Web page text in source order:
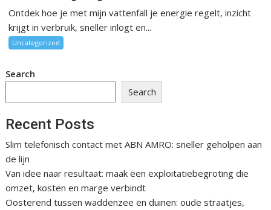
Ontdek hoe je met mijn vattenfall je energie regelt, inzicht
krijgt in verbruik, sneller inlogt en...
Uncategorized
Search
Search
Recent Posts
Slim telefonisch contact met ABN AMRO: sneller geholpen aan
de lijn
Van idee naar resultaat: maak een exploitatiebegroting die
omzet, kosten en marge verbindt
Oosterend tussen waddenzee en duinen: oude straatjes,